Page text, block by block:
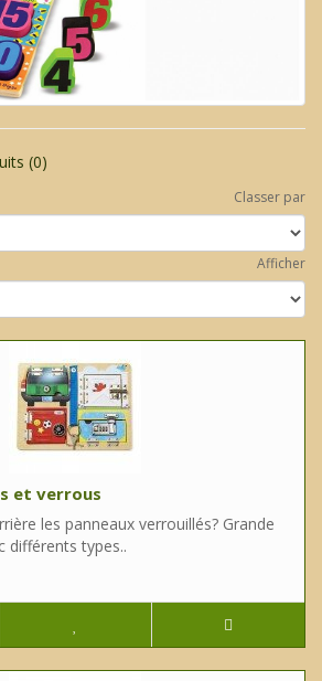
(0)
Classer par
Afficher
et verrous
les panneaux verrouillés? Grande
différents types..